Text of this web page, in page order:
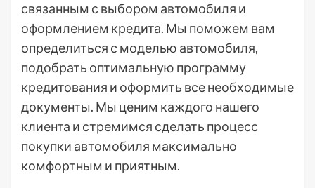
связанным с выбором автомобиля и
оформлением кредита. Мы поможем вам
определиться с моделью автомобиля,
подобрать оптимальную программу
кредитования и оформить все необходимые
документы. Мы ценим каждого нашего
клиента и стремимся сделать процесс
покупки автомобиля максимально
комфортным и приятным.